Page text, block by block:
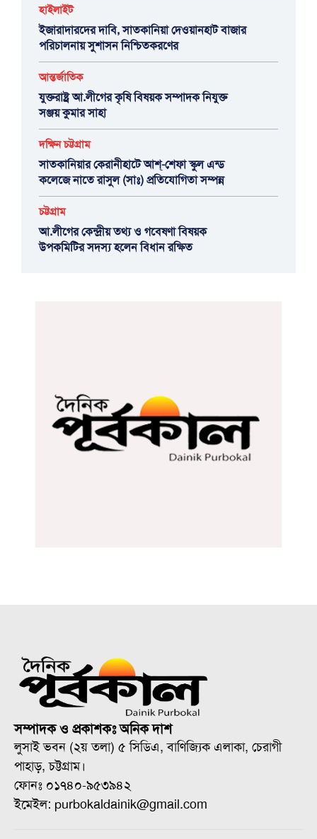
হাইলাইট
ইজারাদারদের দাবি, সাতকানিয়া দেওয়ানহাট বাজার
পরিচালনায় সুশাসন নিশ্চিতকরণের
আন্তর্জাতিক
যুক্তরাষ্ট্র আ.লীগের কৃষি বিষয়ক সম্পাদক নিযুক্ত
সঞ্জয় কুমার সাহা
দক্ষিন চট্টগ্রাম
সাতকানিয়ার কেরানীহাটে আশ্-শেফা স্কুল এন্ড
কলেজে নাতে রাসুল (সাঃ) প্রতিযোগিতা সম্পন্ন
চট্টগ্রাম
আ.লীগের কেন্দ্রীয় তথ্য ও গবেষণা বিষয়ক
উপকমিটির সদস্য হলেন বিধান রক্ষিত
সম্পাদক ও প্রকাশকঃ অনিক দাশ
লুসাই ভবন (২য় তলা) ৫ সিডিএ, বাণিজ্যিক এলাকা, চেরাগী
পাহাড়, চট্টগ্রাম।
ফোনঃ ০১৭৪০-৯৫৩৯৪২
ইমেইল: purbokaldainik@gmail.com